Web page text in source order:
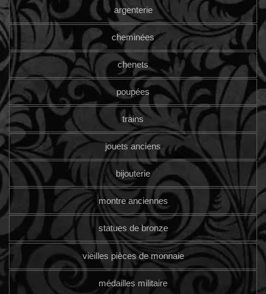
argenterie
cheminées
chenets
poupées
trains
jouets anciens
bijouterie
montre anciennes
statues de bronze
vieilles pièces de monnaie
médailles militaire